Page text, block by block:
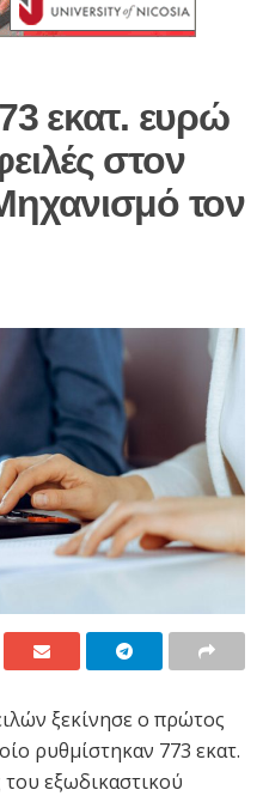
εκατ. ευρώ
στον
τον
ξεκίνησε ο πρώτος
ρυθμίστηκαν 773 εκατ.
εξωδικαστικού